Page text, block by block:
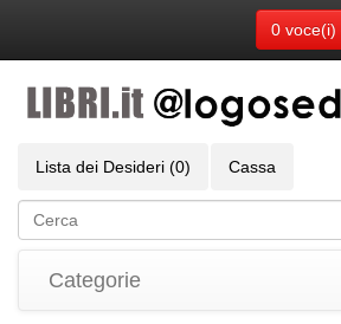
0 voce(i)
Lista dei Desideri (0) Cassa
Categorie